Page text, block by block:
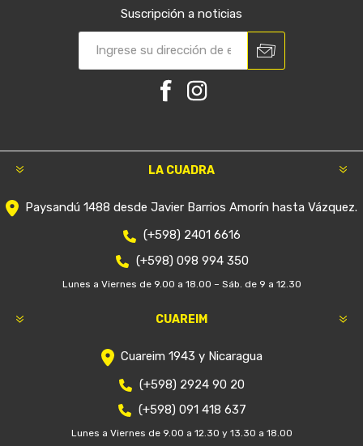
Suscripción a noticias
LA CUADRA
Paysandú 1488 desde Javier Barrios Amorín hasta Vázquez.
(+598) 2401 6616
(+598) 098 994 350
Lunes a Viernes de 9.00 a 18.00 – Sáb. de 9 a 12.30
CUAREIM
Cuareim 1943 y Nicaragua
(+598) 2924 90 20
(+598) 091 418 637
Lunes a Viernes de 9.00 a 12.30 y 13.30 a 18.00